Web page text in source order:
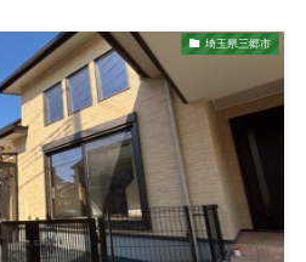
埼玉県三郷市